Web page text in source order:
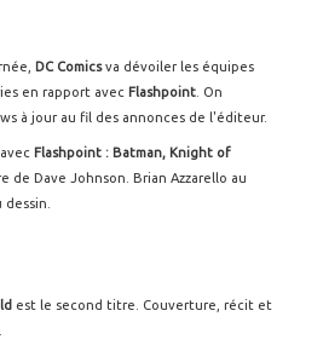
DC Comicsva dévoiler les équipes
en rapport avec Flashpoint . On
à jour au fil des annonces de l'éditeur.
Flashpoint : Batman, Knight of
de Dave Johnson. Brian Azzarello au
est le second titre. Couverture, récit et